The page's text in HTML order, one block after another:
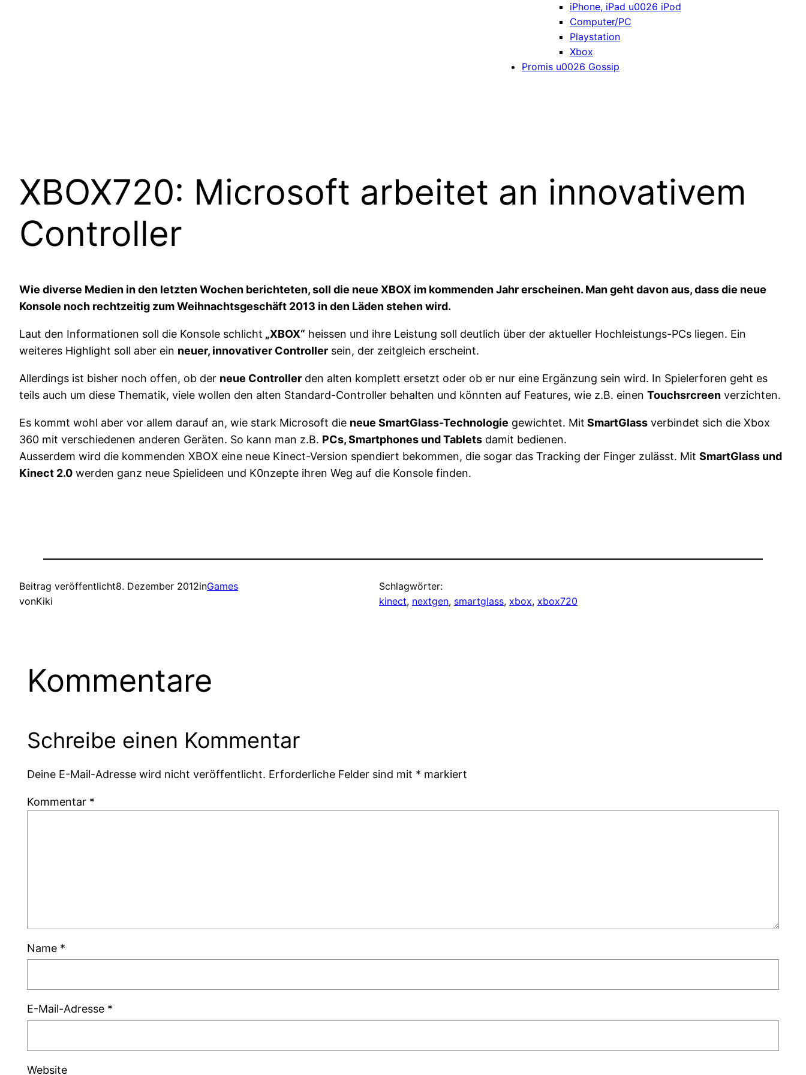
iPhone, iPad u0026 iPod
Computer/PC
Playstation
Xbox
Promis u0026 Gossip
XBOX720: Microsoft arbeitet an innovativem
Controller
Wie diverse Medien in den letzten Wochen berichteten, soll die neue XBOX im kommenden Jahr erscheinen. Man geht davon aus, dass die neue
Konsole noch rechtzeitig zum Weihnachtsgeschäft 2013 in den Läden stehen wird.
Laut den Informationen soll die Konsole schlicht „XBOX“ heissen und ihre Leistung soll deutlich über der aktueller Hochleistungs-PCs liegen. Ein
weiteres Highlight soll aber ein neuer, innovativer Controller sein, der zeitgleich erscheint.
Allerdings ist bisher noch offen, ob der neue Controller den alten komplett ersetzt oder ob er nur eine Ergänzung sein wird. In Spielerforen geht es
teils auch um diese Thematik, viele wollen den alten Standard-Controller behalten und könnten auf Features, wie z.B. einen Touchsrcreen verzichten.
Es kommt wohl aber vor allem darauf an, wie stark Microsoft die neue SmartGlass-Technologie gewichtet. Mit SmartGlass verbindet sich die Xbox
360 mit verschiedenen anderen Geräten. So kann man z.B. PCs, Smartphones und Tablets damit bedienen.
Ausserdem wird die kommenden XBOX eine neue Kinect-Version spendiert bekommen, die sogar das Tracking der Finger zulässt. Mit SmartGlass und
Kinect 2.0 werden ganz neue Spielideen und K0nzepte ihren Weg auf die Konsole finden.
Beitrag veröffentlicht8. Dezember 2012inGames
vonKiki
Schlagwörter:
kinect, nextgen, smartglass, xbox, xbox720
Kommentare
Schreibe einen Kommentar
Deine E-Mail-Adresse wird nicht veröffentlicht. Erforderliche Felder sind mit * markiert
Kommentar *
Name *
E-Mail-Adresse *
Website